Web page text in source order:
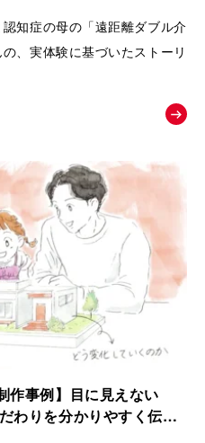
知症の母の「遠距離ダブル介
、実体験に基づいたストーリ
アラーのメンタルヘルスとい
ットを当てた、啓発・相談窓口
作事例】目に見えない
わりを分かりやすく伝え